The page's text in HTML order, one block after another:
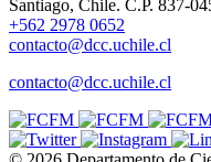
Santiago, Chile. C.P. 837-
+562 2978 0652
contacto@dcc.uchile.cl
contacto@dcc.uchile.cl